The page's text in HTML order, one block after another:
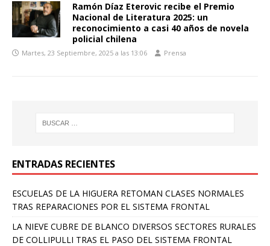
Ramón Díaz Eterovic recibe el Premio
Nacional de Literatura 2025: un
reconocimiento a casi 40 años de novela
policial chilena
Martes, 23 Septiembre, 2025 a las 13:06 Prensa
ENTRADAS RECIENTES
ESCUELAS DE LA HIGUERA RETOMAN CLASES NORMALES
TRAS REPARACIONES POR EL SISTEMA FRONTAL
LA NIEVE CUBRE DE BLANCO DIVERSOS SECTORES RURALES
DE COLLIPULLI TRAS EL PASO DEL SISTEMA FRONTAL